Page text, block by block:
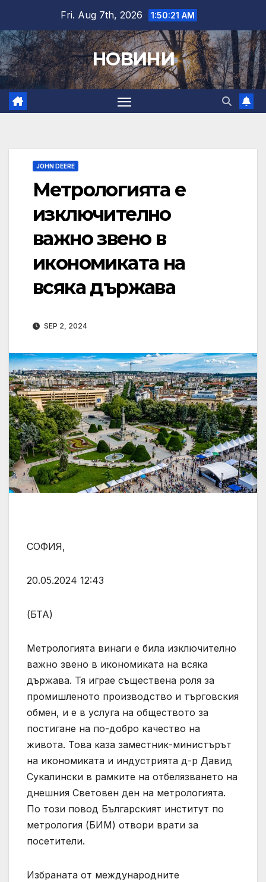
content
Fri. Aug 7th, 2026 1:50:22 AM
НОВИНИ
JOHN DEERE
Метрологията е
изключително
важно звено в
икономиката на
всяка държава
SEP 2, 2024
СОФИЯ,
20.05.2024 12:43
(БТА)
Метрологията винаги е била изключително
важно звено в икономиката на всяка
държава. Тя играе съществена роля за
промишленото производство и търговския
обмен, и е в услуга на обществото за
постигане на по-добро качество на
живота. Това каза заместник-министърът
на икономиката и индустрията д-р Давид
Сукалински в рамките на отбелязването на
днешния Световен ден на метрологията.
По този повод Българският институт по
метрология (БИМ) отвори врати за
посетители.
Избраната от международните